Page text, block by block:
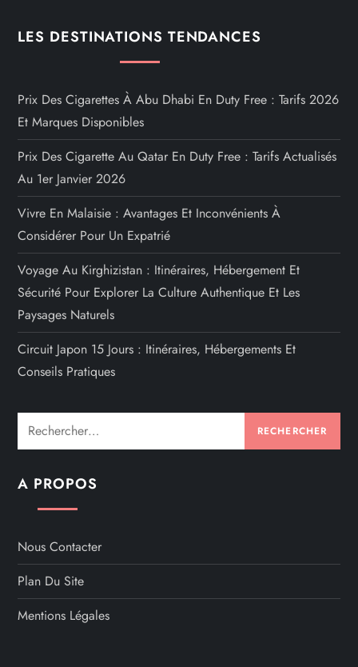
LES DESTINATIONS TENDANCES
Prix Des Cigarettes À Abu Dhabi En Duty Free : Tarifs 2026
Et Marques Disponibles
Prix Des Cigarette Au Qatar En Duty Free : Tarifs Actualisés
Au 1er Janvier 2026
Vivre En Malaisie : Avantages Et Inconvénients À
Considérer Pour Un Expatrié
Voyage Au Kirghizistan : Itinéraires, Hébergement Et
Sécurité Pour Explorer La Culture Authentique Et Les
Paysages Naturels
Circuit Japon 15 Jours : Itinéraires, Hébergements Et
Conseils Pratiques
Rechercher :
A PROPOS
Nous Contacter
Plan Du Site
Mentions Légales